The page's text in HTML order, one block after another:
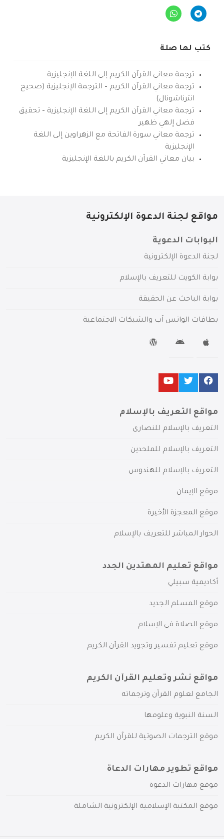
كتب لها صلة
ترجمة معاني القرآن الكريم إلى اللغة الإنجليزية
ترجمة معاني القرآن الكريم – الترجمة الإنجليزية (صحيح
انترناشونال)
ترجمة معاني القرآن الكريم إلى اللغة الإنجليزية – تحقيق
فضل إلهي ظهير
ترجمة معاني سورة الفاتحة مع الزهراوين إلى اللغة
الإنجليزية
بيان معاني القرآن الكريم باللغة الإنجليزية
مواقع لجنة الدعوة الإلكترونية
البوابات الدعوية
لجنة الدعوة الإلكترونية
بوابة الكويت للتعريف بالإسلام
بوابة الباحث عن الحقيقة
بطاقات الواتس آب والشبكات الاجتماعية
مواقع التعريف بالإسلام
التعريف بالإسلام للنصارى
التعريف بالإسلام للملحدين
التعريف بالإسلام للهندوس
موقع الإيمان
موقع المعجزة الأخيرة
الحوار المباشر للتعريف بالإسلام
مواقع تعليم المهتدين الجدد
أكاديمية سبيلي
موقع المسلم الجديد
موقع الصلاة في الإسلام
موقع تعليم تفسير وتجويد القرآن الكريم
مواقع نشر وتعليم القرآن الكريم
الجامع لعلوم القرآن وترجماته
السنة النبوية وعلومها
موقع الترجمات الصوتية للقرآن الكريم
مواقع تطوير مهارات الدعاة
موقع مهارات الدعوة
موقع المكتبة الإسلامية الإلكترونية الشاملة